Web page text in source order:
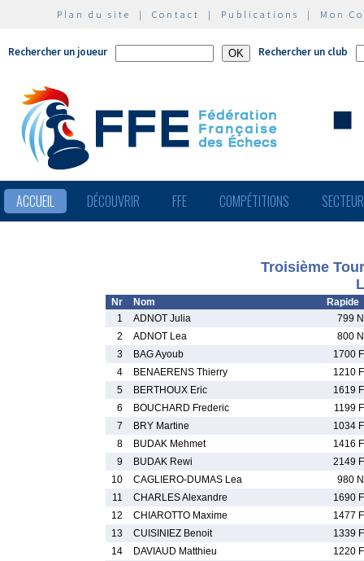
Plan du site | Contact | Publications | Mon
Rechercher un joueur Rechercher un club
ACCUEIL DÉCOUVRIR FFE COMPÉTITIONS
Troisième
Nr Nom
Rapide
1
ADNOT Julia
799 N
2
ADNOT Lea
800 N
3
BAG Ayoub
1700 F
4
BENAERENS Thierry
1210 F
5
BERTHOUX Eric
1619 F
6
BOUCHARD Frederic
1199 F
7
BRY Martine
1034 F
8
BUDAK Mehmet
1416 F
9
BUDAK Rewi
2149 F
10
CAGLIERO-DUMAS Lea
980 N
11
CHARLES Alexandre
1690 F
12
CHIAROTTO Maxime
1477 F
13
CUISINIEZ Benoit
1339 F
14
DAVIAUD Matthieu
1220 F